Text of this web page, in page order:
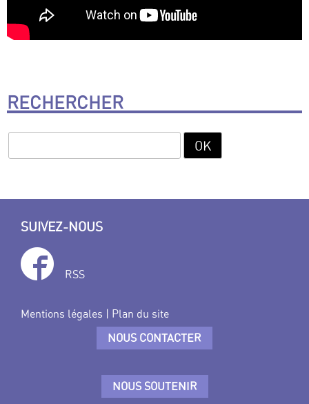
RECHERCHER
SUIVEZ-NOUS
RSS
Mentions légales | Plan du site
NOUS CONTACTER
NOUS SOUTENIR